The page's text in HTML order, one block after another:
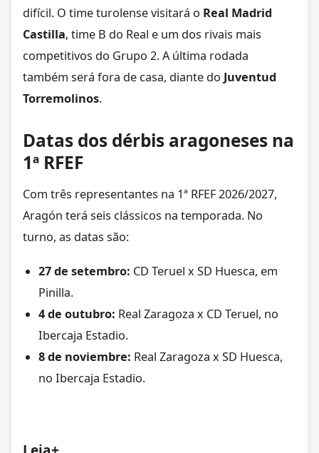
difícil. O time turolense visitará o Real Madrid
Castilla, time B do Real e um dos rivais mais
competitivos do Grupo 2. A última rodada
também será fora de casa, diante do Juventud
Torremolinos.
Datas dos dérbis aragoneses na
1ª RFEF
Com três representantes na 1ª RFEF 2026/2027,
Aragón terá seis clássicos na temporada. No
turno, as datas são:
27 de setembro: CD Teruel x SD Huesca, em
Pinilla.
4 de outubro: Real Zaragoza x CD Teruel, no
Ibercaja Estadio.
8 de noviembre: Real Zaragoza x SD Huesca,
no Ibercaja Estadio.